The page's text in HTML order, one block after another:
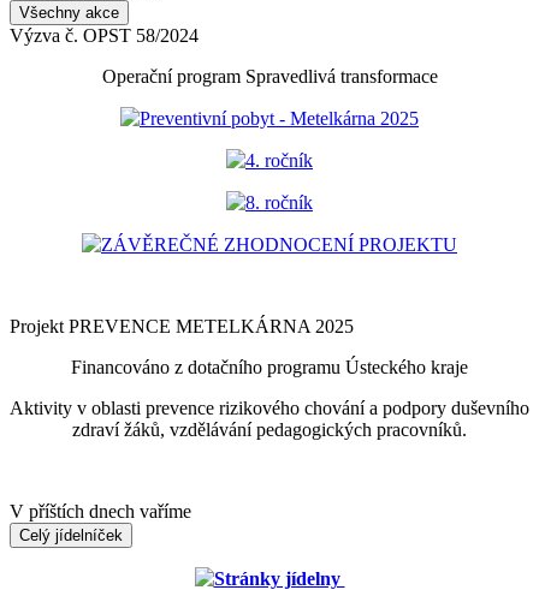
Všechny akce
Výzva č. OPST 58/2024
Operační program Spravedlivá transformace
Preventivní pobyt - Metelkárna 2025
4. ročník
8. ročník
ZÁVĚREČNÉ ZHODNOCENÍ PROJEKTU
Projekt PREVENCE METELKÁRNA 2025
Financováno z dotačního programu Ústeckého kraje
Aktivity v oblasti prevence rizikového chování a podpory duševního
zdraví žáků, vzdělávání pedagogických pracovníků.
V příštích dnech vaříme
Celý jídelníček
Stránky jídelny